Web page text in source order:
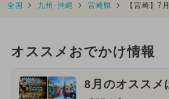
全国 九州･沖縄 宮崎県 【宮崎】7
オススメおでかけ情報
8月のオススメ